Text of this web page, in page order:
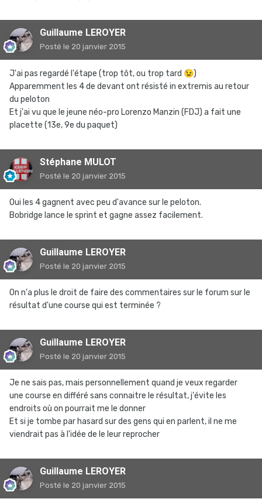
Guillaume LEROYER
Posté le 20 janvier 2015
J'ai pas regardé l'étape (trop tôt, ou trop tard 😉)
Apparemment les 4 de devant ont résisté in extremis au retour
du peloton
Et j'ai vu que le jeune néo-pro Lorenzo Manzin (FDJ) a fait une
placette (13e, 9e du paquet)
Stéphane MULOT
Posté le 20 janvier 2015
Oui les 4 gagnent avec peu d'avance sur le peloton.
Bobridge lance le sprint et gagne assez facilement.
Guillaume LEROYER
Posté le 20 janvier 2015
On n'a plus le droit de faire des commentaires sur le forum sur le
résultat d'une course qui est terminée ?
Guillaume LEROYER
Posté le 20 janvier 2015
Je ne sais pas, mais personnellement quand je veux regarder
une course en différé sans connaitre le résultat, j'évite les
endroits où on pourrait me le donner
Et si je tombe par hasard sur des gens qui en parlent, il ne me
viendrait pas à l'idée de le leur reprocher
Guillaume LEROYER
Posté le 20 janvier 2015